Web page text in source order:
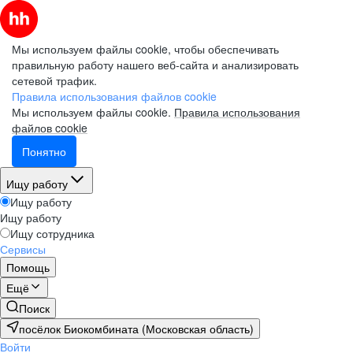
Мы используем файлы cookie, чтобы обеспечивать
правильную работу нашего веб-сайта и анализировать
сетевой трафик.
Правила использования файлов cookie
Мы используем файлы cookie. Правила использования
файлов cookie
Понятно
Ищу работу
Ищу работу
Ищу работу
Ищу сотрудника
Сервисы
Помощь
Ещё
Поиск
посёлок Биокомбината (Московская область)
Войти